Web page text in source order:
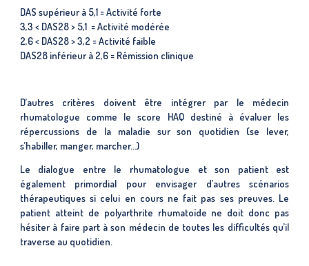
DAS supérieur à 5,1 = Activité forte
3,3 < DAS28 > 5,1 = Activité modérée
2,6 < DAS28 > 3,2 = Activité faible
DAS28 inférieur à 2,6 = Rémission clinique
D’autres critères doivent être intégrer par le médecin
rhumatologue comme le score HAQ destiné à évaluer les
répercussions de la maladie sur son quotidien (se lever,
s’habiller, manger, marcher…)
Le dialogue entre le rhumatologue et son patient est
également primordial pour envisager d’autres scénarios
thérapeutiques si celui en cours ne fait pas ses preuves. Le
patient atteint de polyarthrite rhumatoïde ne doit donc pas
hésiter à faire part à son médecin de toutes les difficultés qu’il
traverse au quotidien.